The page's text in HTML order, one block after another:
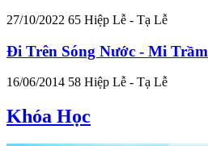
27/10/2022 65 Hiệp Lễ - Tạ Lễ
Đi Trên Sóng Nước - Mi Trầm
16/06/2014 58 Hiệp Lễ - Tạ Lễ
Khóa Học